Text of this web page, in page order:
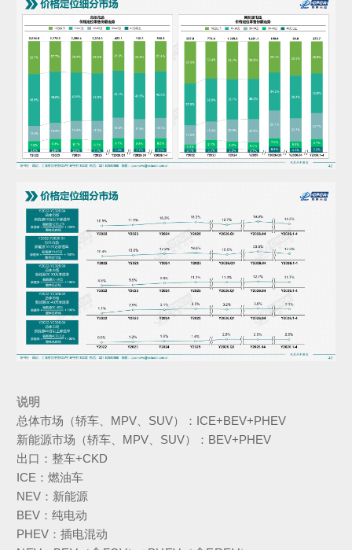
说明
总体市场（轿车、MPV、SUV）： ICE+BEV+PHEV
新能源市场（轿车、MPV、SUV）： BEV+PHEV
出口：整车+CKD
ICE：燃油车
NEV：新能源
BEV：纯电动
PHEV：插电混动